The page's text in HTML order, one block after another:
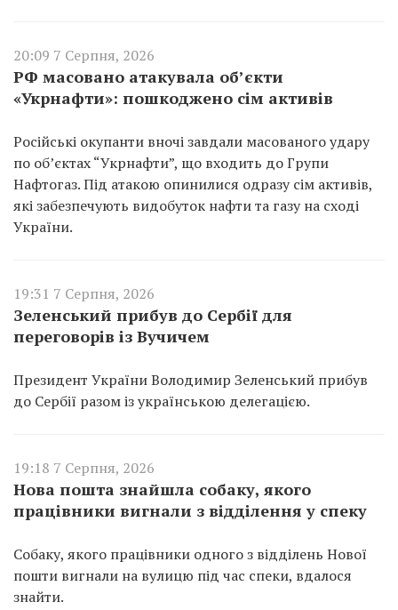
20:09 7 Серпня, 2026
РФ масовано атакувала об’єкти
«Укрнафти»: пошкоджено сім активів
Російські окупанти вночі завдали масованого удару
по об’єктах “Укрнафти”, що входить до Групи
Нафтогаз. Під атакою опинилися одразу сім активів,
які забезпечують видобуток нафти та газу на сході
України.
19:31 7 Серпня, 2026
Зеленський прибув до Сербії для
переговорів із Вучичем
Президент України Володимир Зеленський прибув
до Сербії разом із українською делегацією.
19:18 7 Серпня, 2026
Нова пошта знайшла собаку, якого
працівники вигнали з відділення у спеку
Собаку, якого працівники одного з відділень Нової
пошти вигнали на вулицю під час спеки, вдалося
знайти.